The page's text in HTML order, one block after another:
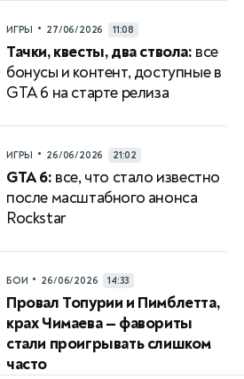
ИГРЫ • 27/06/2026 11:08
Тачки, квесты, два ствола: все
бонусы и контент, доступные в
GTA 6 на старте релиза
ИГРЫ • 26/06/2026 21:02
GTA 6: все, что стало известно
после масштабного анонса
Rockstar
БОИ • 26/06/2026 14:33
Провал Топурии и Пимблетта,
крах Чимаева — фавориты
стали проигрывать слишком
часто